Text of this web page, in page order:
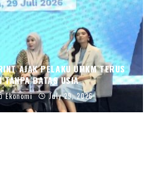
AJAK PELAKU UMKM TERUS
TANPA BATAS USIA
Ekonomi July 29, 2026